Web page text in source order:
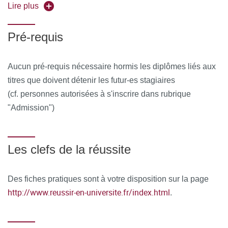
Anthropologie de l’enfant au Maghreb. Le rôle de
Présentation du film « J’ai rêvé d’une grande étendue
Exposition et protection : quelle construction psychique
pour les enfants juifs cachés en France (1940-1944) ? /
Langage, modélisation, entretien / Supervision de
propos de l’école » / La construction identitaire des
de cas apportés par les étudiants
• Psychiatrie en situation humanitaire (Elisabetta
Dozio, Mayssa El Husseini),
traumatisme(Thierry Baubet, Héloïse Marichez)
formation
Lire plus
Pré-requis
Aucun pré-requis nécessaire hormis les diplômes liés aux
titres que doivent détenir les futur-es stagiaires
(cf. personnes autorisées à s'inscrire dans rubrique
"Admission")
Les clefs de la réussite
Des fiches pratiques sont à votre disposition sur la page
http://www.reussir-en-universite.fr/index.html.